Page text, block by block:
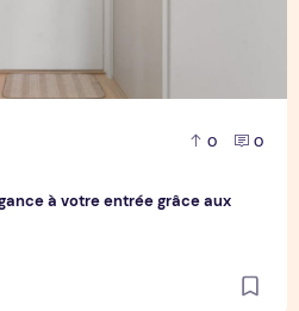
0 0
à votre entrée grâce aux